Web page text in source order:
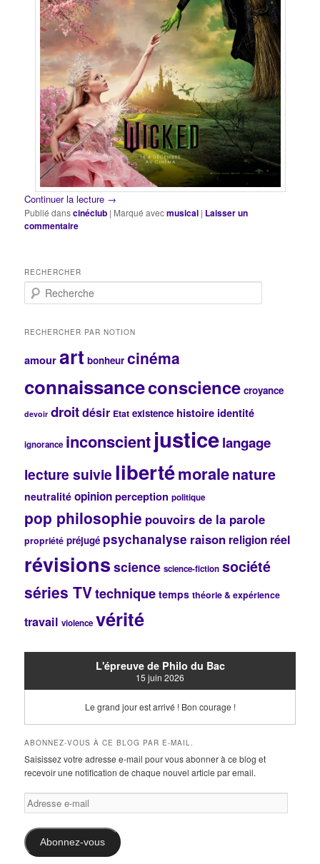
Continuer la lecture →
Publié danscinéclub | Marqué avecmusical | Laisser un
commentaire
RECHERCHER
e
h
r
h
e
RECHERCHER PAR NOTION
amourart bonheur cinéma
connaissanceconscience croyance
devoir droitdésir Etat existence histoire identité
ignorance inconscientjusticelangage
lecture suivie libertémoralenature
neutralité opinionperception politique
pop philosophie pouvoirs de la parole
propriété préjugé psychanalyse raison religion réel
révisions science science-fiction société
séries TVtechnique temps théorie & expérience
travail violence vérité
L'épreuve de Philo du Bac
15 juin 2026
Le grand jour est arrivé ! Bon courage !
ABONNEZ-VOUS À CE BLOG PAR E-MAIL.
Saisissez votre adresse e-mail pour vous abonner à ce blog et
recevoir une notification de chaque nouvel article par email.
Adresse
e-
mail
Abonnez-vous